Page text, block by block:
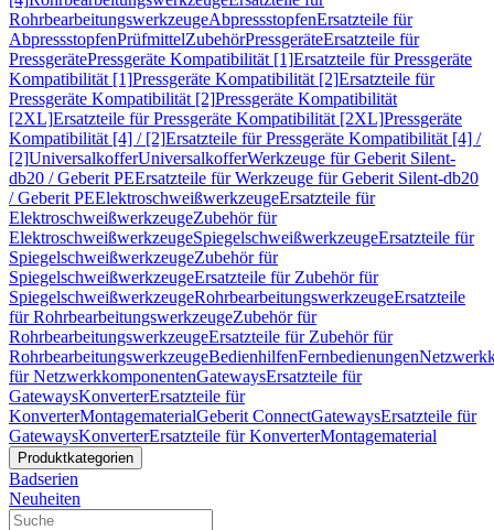
RohrbearbeitungswerkzeugeAbpressstopfenErsatzteile für
AbpressstopfenPrüfmittelZubehörPressgeräteErsatzteile für
PressgerätePressgeräte Kompatibilität [1]Ersatzteile für Pressgeräte
Kompatibilität [1]Pressgeräte Kompatibilität [2]Ersatzteile für
Pressgeräte Kompatibilität [2]Pressgeräte Kompatibilität
[2XL]Ersatzteile für Pressgeräte Kompatibilität [2XL]Pressgeräte
Kompatibilität [4] / [2]Ersatzteile für Pressgeräte Kompatibilität [4] /
[2]UniversalkofferUniversalkofferWerkzeuge für Geberit Silent-
db20 / Geberit PEErsatzteile für Werkzeuge für Geberit Silent-db20
/ Geberit PEElektroschweißwerkzeugeErsatzteile für
ElektroschweißwerkzeugeZubehör für
ElektroschweißwerkzeugeSpiegelschweißwerkzeugeErsatzteile für
SpiegelschweißwerkzeugeZubehör für
SpiegelschweißwerkzeugeErsatzteile für Zubehör für
SpiegelschweißwerkzeugeRohrbearbeitungswerkzeugeErsatzteile
für RohrbearbeitungswerkzeugeZubehör für
RohrbearbeitungswerkzeugeErsatzteile für Zubehör für
RohrbearbeitungswerkzeugeBedienhilfenFernbedienungen
für NetzwerkkomponentenGatewaysErsatzteile für
GatewaysKonverterErsatzteile für
KonverterMontagematerialGeberit ConnectGatewaysErsatzteile für
GatewaysKonverterErsatzteile für KonverterMontagematerial
Produktkategorien
Badserien
Neuheiten